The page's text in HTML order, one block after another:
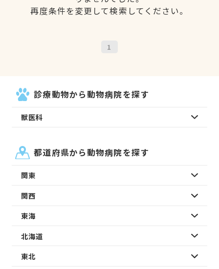
再度条件を変更して検索してください。
1
診療動物から動物病院を探す
獣医科
都道府県から動物病院を探す
関東
関西
東海
北海道
東北